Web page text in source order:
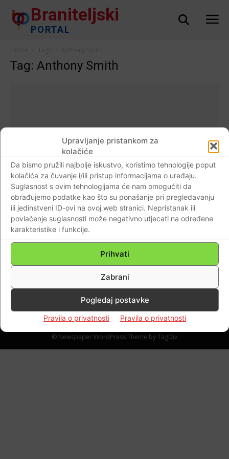
Upravljanje pristankom za
kolačiće
Da bismo pružili najbolje iskustvo, koristimo tehnologije poput
kolačića za čuvanje i/ili pristup informacijama o uređaju.
Suglasnost s ovim tehnologijama će nam omogućiti da
obrađujemo podatke kao što su ponašanje pri pregledavanju
ili jedinstveni ID-ovi na ovoj web stranici. Nepristanak ili
povlačenje suglasnosti može negativno utjecati na određene
karakteristike i funkcije.
Prihvati
Zabrani
Pogledaj postavke
Pravila o privatnosti Pravila o privatnosti
Braniteljski
PORTAL
Tag: Anthony Smith
Događaji
VIDEO Teixeira brutalno prebio Smitha: Po
oktogonu su vrcali zubi, amerikanac ih
pokupio i dao ih sucu…
Braniteljski portal - 15.05.2020 0
Impressum Kontaktirajte nas Pravila o privatnosti
© Newspaper WordPress Theme by TagDiv